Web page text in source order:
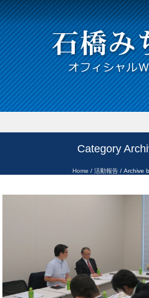
Category
Home /活動報告 /Archive